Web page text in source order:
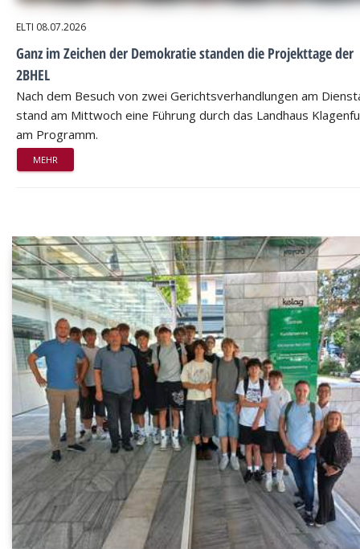
ELTI 08.07.2026
Ganz im Zeichen der Demokratie standen die Projekttage der
2BHEL
Nach dem Besuch von zwei Gerichtsverhandlungen am
stand am Mittwoch eine Führung durch das Landhaus
am Programm.
MEHR